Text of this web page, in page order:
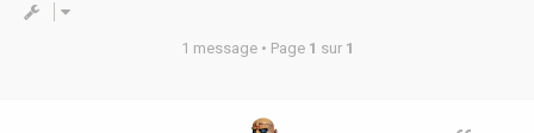
1 message • Page 1 sur 1